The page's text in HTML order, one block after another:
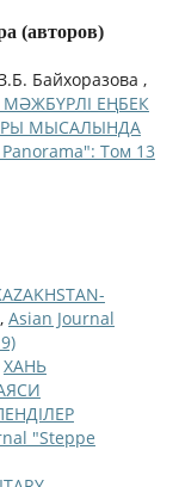
(авторов)
Байхоразова ,
ЕҢБЕК
МЫСАЛЫНДА
Том 13
, Asian Journal
ХАНЬ
"Steppe